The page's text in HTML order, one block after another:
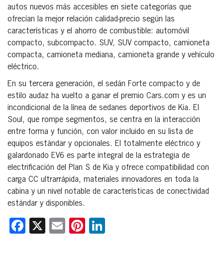
autos nuevos más accesibles en siete categorías que
ofrecían la mejor relación calidad-precio según las
características y el ahorro de combustible: automóvil
compacto, subcompacto. SUV, SUV compacto, camioneta
compacta, camioneta mediana, camioneta grande y vehículo
eléctrico.
En su tercera generación, el sedán Forte compacto y de
estilo audaz ha vuelto a ganar el premio Cars.com y es un
incondicional de la línea de sedanes deportivos de Kia. El
Soul, que rompe segmentos, se centra en la interacción
entre forma y función, con valor incluido en su lista de
equipos estándar y opcionales. El totalmente eléctrico y
galardonado EV6 es parte integral de la estrategia de
electrificación del Plan S de Kia y ofrece compatibilidad con
carga CC ultrarrápida, materiales innovadores en toda la
cabina y un nivel notable de características de conectividad
estándar y disponibles.
Facebook
X EmailPinterest